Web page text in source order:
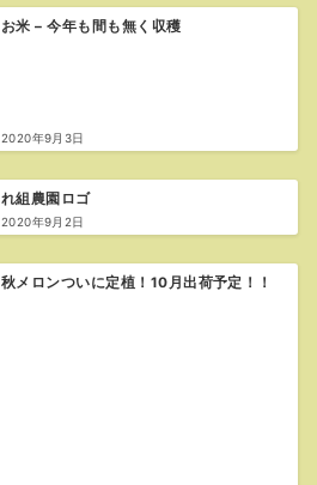
お米 – 今年も間も無く収穫
2020年9月3日
れ組農園ロゴ
2020年9月2日
秋メロンついに定植！10月出荷予定！！